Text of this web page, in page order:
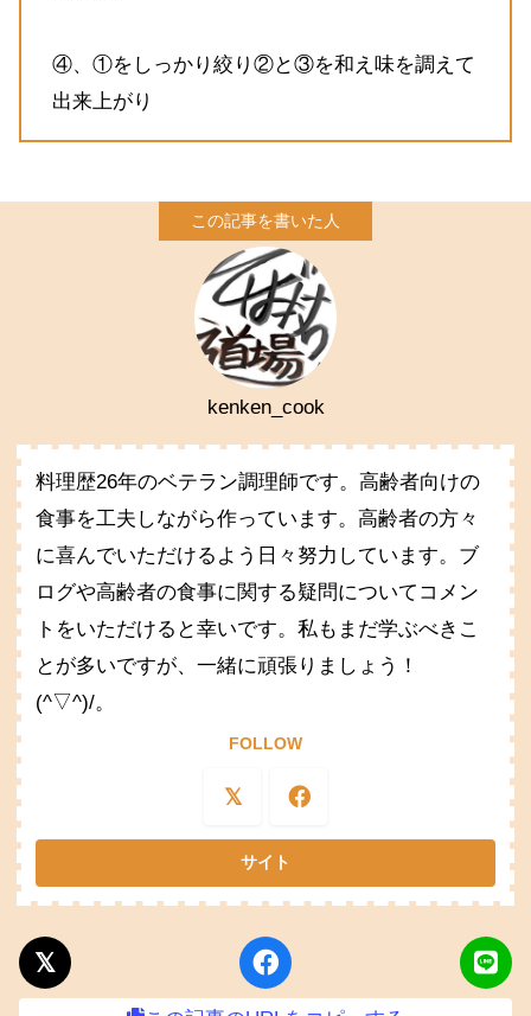
④、①をしっかり絞り②と③を和え味を調えて
出来上がり
kenken_cook
料理歴26年のベテラン調理師です。高齢者向けの
食事を工夫しながら作っています。高齢者の方々
に喜んでいただけるよう日々努力しています。ブ
ログや高齢者の食事に関する疑問についてコメン
トをいただけると幸いです。私もまだ学ぶべきこ
とが多いですが、一緒に頑張りましょう！
(^▽^)/。
FOLLOW